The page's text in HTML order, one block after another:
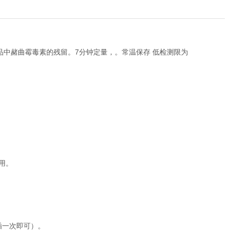
赭曲霉毒素的残留。 7分钟定量，。常温保存 低检测限为
。
次即可）。